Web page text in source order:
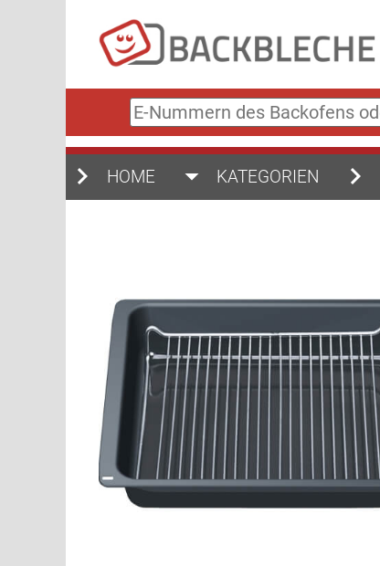
E-
Nummern
des
oder
HOME KATEGORIEN